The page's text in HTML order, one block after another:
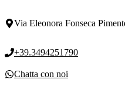
Via Eleonora Fonseca
+39.3494251790
Chatta con noi